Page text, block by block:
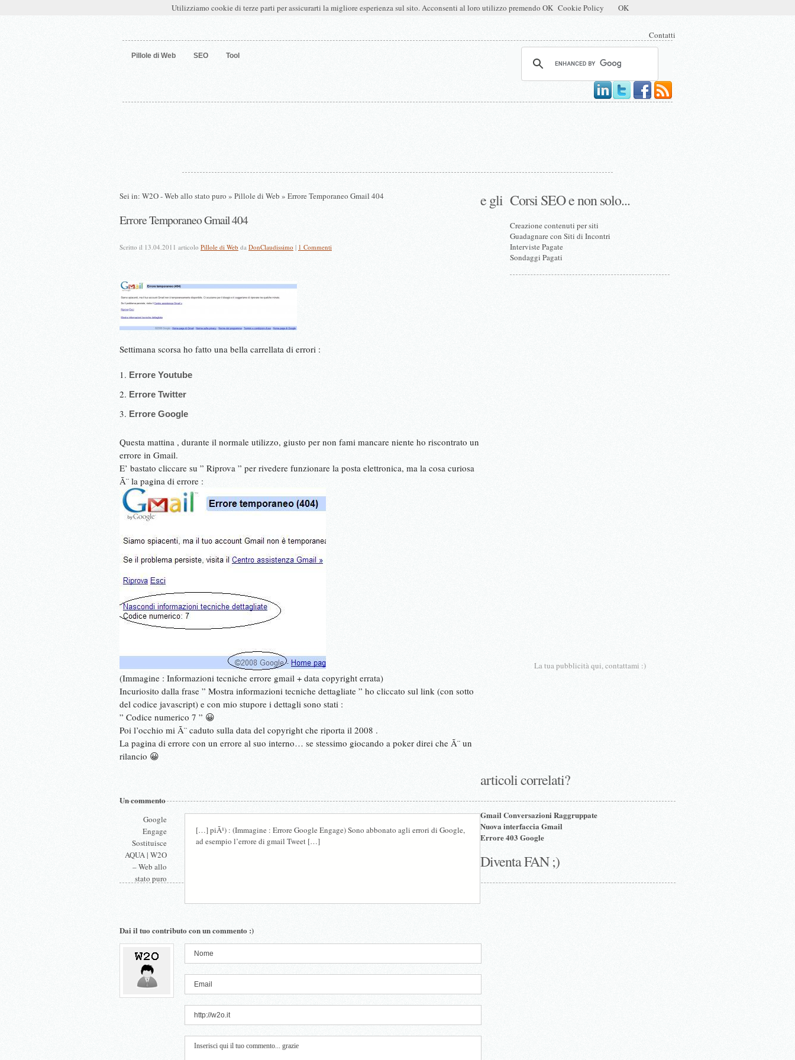
W2O – Web allo stato puro
Contatti
Pillole di Web SEO Tool
Sei in: W2O - Web allo stato puro » Pillole di Web » Errore Temporaneo Gmail 404
Errore Temporaneo Gmail 404
Scritto il 13.04.2011 articolo Pillole di Web da DonClaudissimo | 1 Commenti
Settimana scorsa ho fatto una bella carrellata di errori :
Errore Youtube
Errore Twitter
Errore Google
Questa mattina , durante il normale utilizzo, giusto per non fami mancare niente ho riscontrato un
errore in Gmail.
E’ bastato cliccare su ” Riprova ” per rivedere funzionare la posta elettronica, ma la cosa curiosa
Ã¨ la pagina di errore :
(Immagine : Informazioni tecniche errore gmail + data copyright errata)
Incuriosito dalla frase ” Mostra informazioni tecniche dettagliate ” ho cliccato sul link (con sotto
del codice javascript) e con mio stupore i dettagli sono stati :
” Codice numerico 7 ” 😀
Poi l’occhio mi Ã¨ caduto sulla data del copyright che riporta il 2008 .
La pagina di errore con un errore al suo interno… se stessimo giocando a poker direi che Ã¨ un
rilancio 😀
Un commento
Google
Engage
Sostituisce
AQUA | W2O
– Web allo
stato puro
[…] piÃ¹) : (Immagine : Errore Google Engage) Sono abbonato agli errori di Google,
ad esempio l’errore di gmail Tweet […]
Dai il tuo contributo con un commento :)
Corsi SEO e non solo...
Creazione contenuti per siti
Guadagnare con Siti di Incontri
Interviste Pagate
Sondaggi Pagati
La tua pubblicità qui, contattami :)
e gli
articoli correlati?
Gmail Conversazioni Raggruppate
Nuova interfaccia Gmail
Errore 403 Google
Diventa FAN ;)
Utilizziamo cookie di terze parti per assicurarti la migliore esperienza sul sito. Acconsenti al loro utilizzo premendo OK Cookie Policy OK